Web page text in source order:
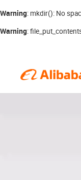
Warning: mkdir(): No
Warning: